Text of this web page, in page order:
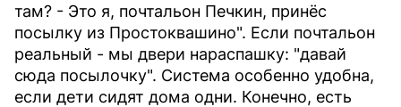
там? - Это я, почтальон Печкин, принёс
посылку из Простоквашино". Если почтальон
реальный - мы двери нараспашку: "давай
сюда посылочку". Система особенно удобна,
если дети сидят дома одни. Конечно, есть